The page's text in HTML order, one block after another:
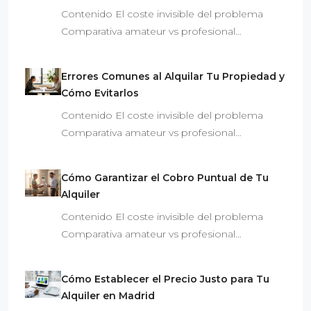
Contenido El coste invisible del problema
Comparativa amateur vs profesional…
Errores Comunes al Alquilar Tu Propiedad y
Cómo Evitarlos
Contenido El coste invisible del problema
Comparativa amateur vs profesional…
Cómo Garantizar el Cobro Puntual de Tu
Alquiler
Contenido El coste invisible del problema
Comparativa amateur vs profesional…
Cómo Establecer el Precio Justo para Tu
Alquiler en Madrid